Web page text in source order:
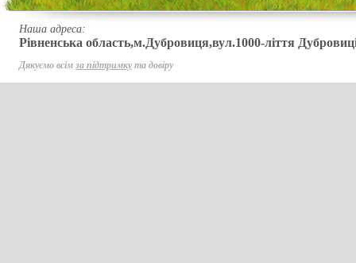
Наша адреса:
Рівненська область,м.Дубровиця,вул.1000-ліття
Дякуємо всім за підтримкута довіру